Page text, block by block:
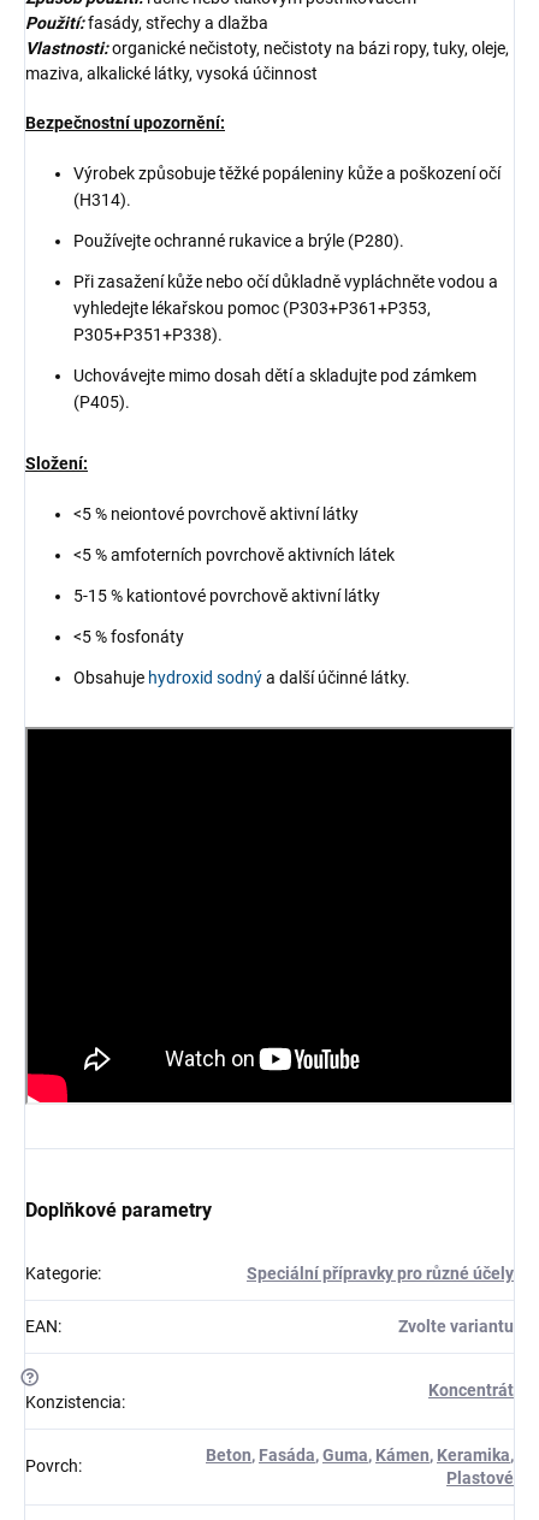
Použití:fasády, střechy a dlažba
Vlastnosti:organické nečistoty, nečistoty na bázi ropy, tuky, oleje,
maziva, alkalické látky, vysoká účinnost
Bezpečnostní upozornění:
Výrobek způsobuje těžké popáleniny kůže a poškození očí
(H314).
Používejte ochranné rukavice a brýle (P280).
Při zasažení kůže nebo očí důkladně vypláchněte vodou a
vyhledejte lékařskou pomoc (P303+P361+P353,
P305+P351+P338).
Uchovávejte mimo dosah dětí a skladujte pod zámkem
(P405).
Složení:
<5 % neiontové povrchově aktivní látky
<5 % amfoterních povrchově aktivních látek
5-15 % kationtové povrchově aktivní látky
<5 % fosfonáty
Obsahuje hydroxid sodnýa další účinné látky.
Doplňkové parametry
Kategorie: Speciální přípravky pro různé účely
EAN: Zvolte variantu
?
Konzistencia:
Koncentrát
Povrch:
Beton, Fasáda,Guma, Kámen, Keramika,
Plastové